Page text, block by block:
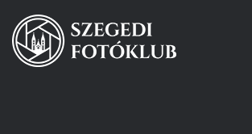
Kihagyás